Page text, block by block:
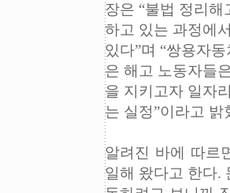
장은 “불법 정리
하고 있는 과정에
있다”며 “쌍용자
은 해고 노동자들
을 지키고자 일자
는 실정”이라고
알려진 바에 따르
일해 왔다고 한다.